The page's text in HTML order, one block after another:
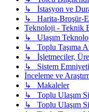
↳ İstasyon ve
↳ Harita-Broşür-
Teknoloji - Teknik
↳ Ulaşım
↳ Toplu Taşıma
↳ İşletmeciler,
↳ Sistem
İnceleme ve
↳ Makaleler
↳ Toplu Ulaşım
↳ Toplu Ulaşım